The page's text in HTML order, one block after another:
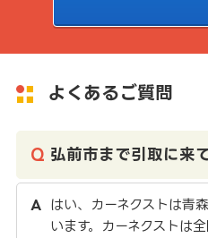
よくあるご質問
弘前市まで引取に来
はい、カーネクストは青
います。カーネクストは